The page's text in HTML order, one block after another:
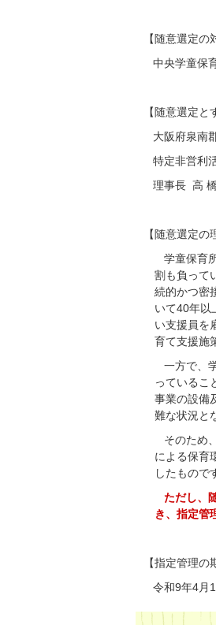
【随意選定の
中央学童保
【随意選定
大阪府泉南
特定非営利
理事長 高
【随意選定の
学童保育
割も負って
続的かつ密
いて40年以
い支援員を
育て支援施
一方で、
っているこ
事業の設備
難な状況と
そのため
による保育
したもので
ただし、
き、指定管
【指定管理の
令和9年4月